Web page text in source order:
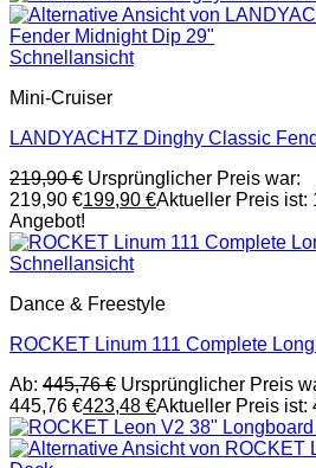
Schnellansicht
Mini-Cruiser
LANDYACHTZ Dinghy Classic
219,90€ Ursprünglicher Preis war:
219,90 €199,90 €Aktueller Preis ist:
Angebot!
Schnellansicht
Dance & Freestyle
ROCKET Linum 111 Complete
Ab: 445,76€ Ursprünglicher Preis
445,76 €423,48 €Aktueller Preis ist: